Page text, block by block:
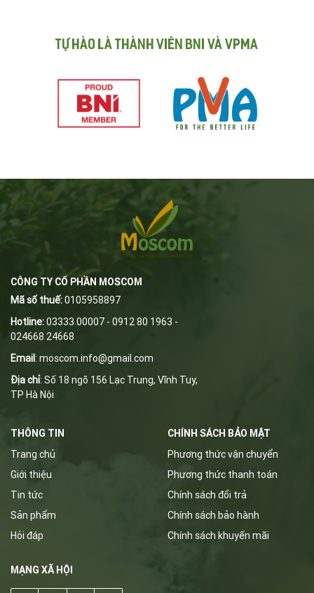
Tự hào là thành viên BNI và VPMA
CÔNG TY CỔ PHẦN MOSCOM
Mã số thuế:0105958897
Hotline:03333 00007 - 0912 80 1963 -
024668 24668
Email: moscom.info@gmail.com
Địa chỉ: Số 18 ngõ 156 Lạc Trung, Vĩnh Tuy,
TP Hà Nội
THÔNG TIN
Trang chủ
Giới thiệu
Tin tức
Sản phẩm
Hỏi đáp
CHÍNH SÁCH BẢO MẬT
Phương thức vận chuyển
Phương thức thanh toán
Chính sách đổi trả
Chính sách bảo hành
Chính sách khuyến mãi
MẠNG XÃ HỘI